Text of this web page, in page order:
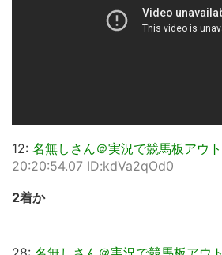
12: 名無しさん＠実況で競馬板アウト
20:20:54.07 ID:kdVa2qOd0
2着か